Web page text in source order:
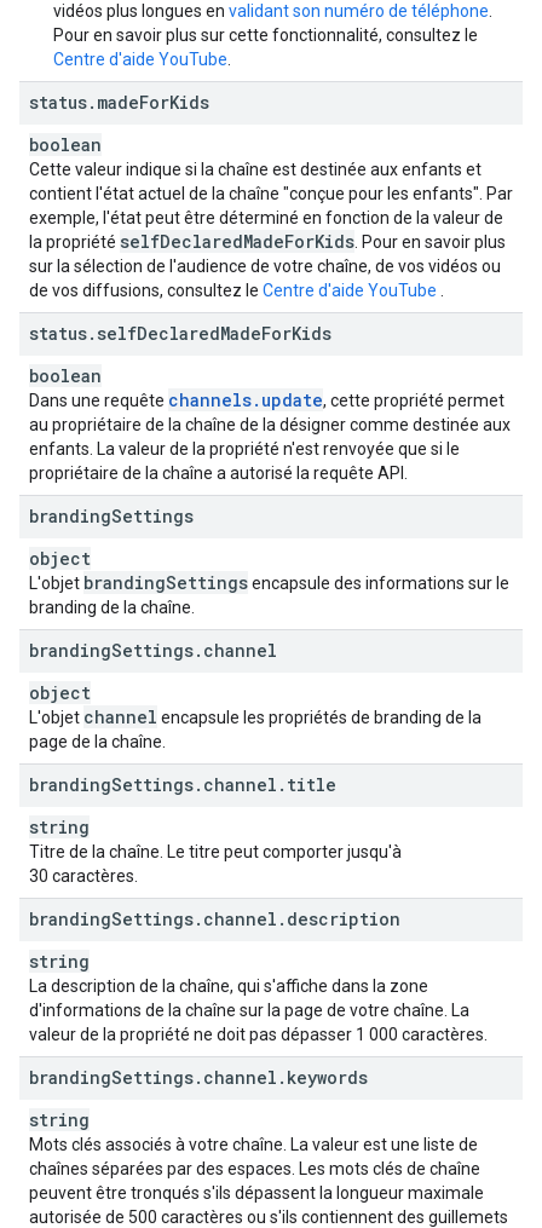
vidéos plus longues en validant son numéro de téléphone
Pour en savoir plus sur cette fonctionnalité, consultez le
Centre d'aide YouTube
status. madeForKids
boolean
Cette valeur indique si la chaîne est destinée aux enfants et
contient l'état actuel de la chaîne "conçue pour les enfants". Par
exemple, l'état peut être déterminé en fonction de la valeur de
la propriété selfDeclaredMadeForKids . Pour en savoir plus
sur la sélection de l'audience de votre chaîne, de vos vidéos ou
de vos diffusions, consultez le Centre d'aide YouTube
status. selfDeclaredMadeForKids
boolean
Dans une requête channels. update, cette propriété permet
au propriétaire de la chaîne de la désigner comme destinée aux
enfants. La valeur de la propriété n'est renvoyée que si le
propriétaire de la chaîne a autorisé la requête API.
brandingSettings
object
L'objet brandingSettingsencapsule des informations sur le
branding de la chaîne.
brandingSettings. channel
object
L'objet channel encapsule les propriétés de branding de la
page de la chaîne.
brandingSettings. channel . title
string
Titre de la chaîne. Le titre peut comporter jusqu'à
30 caractères.
brandingSettings. channel . description
string
La description de la chaîne, qui s'affiche dans la zone
d'informations de la chaîne sur la page de votre chaîne. La
valeur de la propriété ne doit pas dépasser 1 000 caractères.
brandingSettings. channel . keywords
string
Mots clés associés à votre chaîne. La valeur est une liste de
chaînes séparées par des espaces. Les mots clés de chaîne
peuvent être tronqués s'ils dépassent la longueur maximale
autorisée de 500 caractères ou s'ils contiennent des guillemets